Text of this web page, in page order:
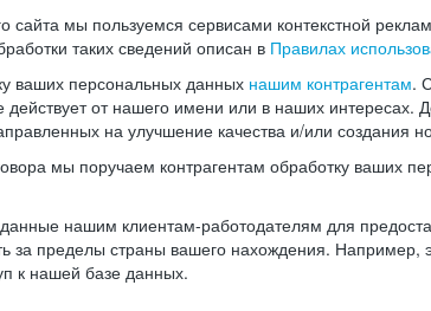
сайта мы пользуемся сервисами контекстной
таких сведений описан в Правилах
ваших персональных данных нашим контрагентам.
действует от нашего имени или в наших
на улучшение качества и/или создания
мы поручаем контрагентам обработку ваших
нашим клиентам-работодателям для
за пределы страны вашего нахождения.
к нашей базе данных.